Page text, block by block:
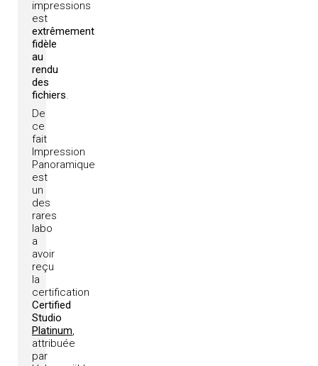
impressions
est
extrêmement
fidèle
au
rendu
des
fichiers.
De
ce
fait
Impression
Panoramique
est
un
des
rares
labo
a
avoir
reçu
la
certification
Certified
Studio
Platinum,
attribuée
par